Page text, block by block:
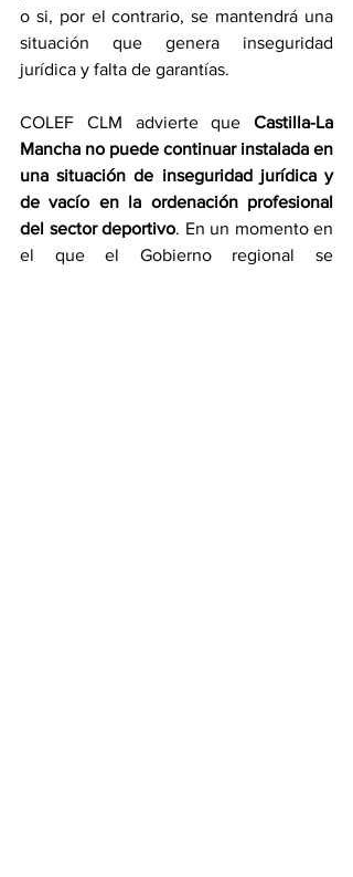
o si, por el contrario, se mantendrá una
situación que genera inseguridad
jurídica y falta de garantías.
COLEF CLM advierte que Castilla-La
Mancha no puede continuar instalada en
una situación de inseguridad jurídica y
de vacío en la ordenación profesional
del sector deportivo. En un momento en
el que el Gobierno regional se